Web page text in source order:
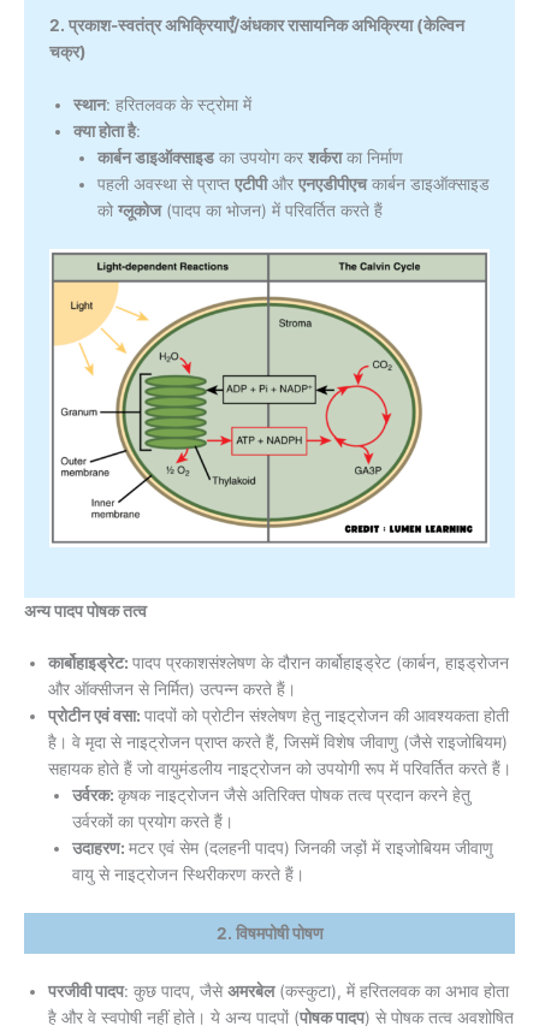
2. प्रकाश-स्वतंत्र अभिक्रियाएँ/अंधकार रासायनिक अभिक्रिया (केल्विन
चक्र)
स्थान: हरितलवक के स्ट्रोमा में
क्या होता है:
कार्बन डाइऑक्साइडका उपयोग कर शर्कराका निर्माण
पहली अवस्था से प्राप्त एटीपीऔर एनएडीपीएचकार्बन डाइऑक्साइड
को ग्लूकोज(पादप का भोजन) में परिवर्तित करते हैं
अन्य पादप पोषक तत्व
कार्बोहाइड्रेट: पादप प्रकाशसंश्लेषण के दौरान कार्बोहाइड्रेट (कार्बन, हाइड्रोजन
और ऑक्सीजन से निर्मित) उत्पन्न करते हैं।
प्रोटीन एवं वसा: पादपों को प्रोटीन संश्लेषण हेतु नाइट्रोजन की आवश्यकता होती
है। वे मृदा से नाइट्रोजन प्राप्त करते हैं, जिसमें विशेष जीवाणु (जैसे राइजोबियम)
सहायक होते हैं जो वायुमंडलीय नाइट्रोजन को उपयोगी रूप में परिवर्तित करते हैं।
उर्वरक: कृषक नाइट्रोजन जैसे अतिरिक्त पोषक तत्व प्रदान करने हेतु
उर्वरकों का प्रयोग करते हैं।
उदाहरण: मटर एवं सेम (दलहनी पादप) जिनकी जड़ों में राइजोबियम जीवाणु
वायु से नाइट्रोजन स्थिरीकरण करते हैं।
2. विषमपोषी पोषण
परजीवी पादप: कुछ पादप, जैसेअमरबेल(कस्कुटा), में हरितलवक का अभाव होता
है और वे स्वपोषी नहीं होते। ये अन्य पादपों (पोषक पादप) से पोषक तत्व अवशोषित